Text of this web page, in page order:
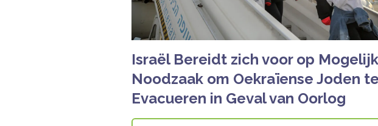
Israël Bereidt zich voor op
Noodzaak om Oekraïense Joden te
Evacueren in Geval van Oorlog